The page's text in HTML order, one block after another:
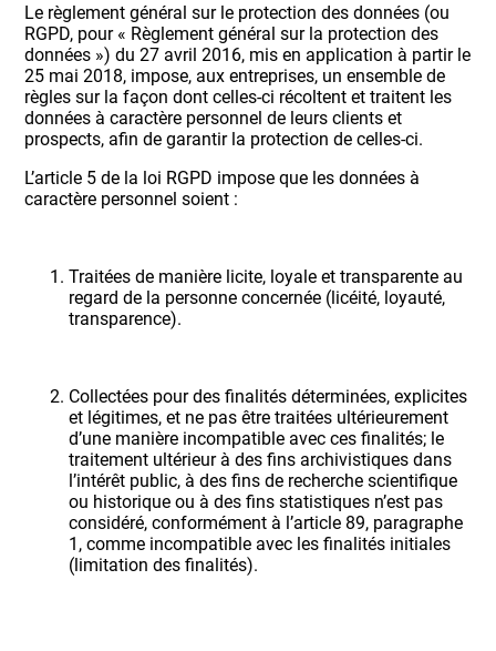
Le règlement général sur le protection des données (ou
RGPD, pour « Règlement général sur la protection des
données ») du 27 avril 2016, mis en application à partir le
25 mai 2018, impose, aux entreprises, un ensemble de
règles sur la façon dont celles-ci récoltent et traitent les
données à caractère personnel de leurs clients et
prospects, afin de garantir la protection de celles-ci.
L’article 5 de la loi RGPD impose que les données à
caractère personnel soient :
Traitées de manière licite, loyale et transparente au
regard de la personne concernée (licéité, loyauté,
transparence).
Collectées pour des finalités déterminées, explicites
et légitimes, et ne pas être traitées ultérieurement
d’une manière incompatible avec ces finalités; le
traitement ultérieur à des fins archivistiques dans
l’intérêt public, à des fins de recherche scientifique
ou historique ou à des fins statistiques n’est pas
considéré, conformément à l’article 89, paragraphe
1, comme incompatible avec les finalités initiales
(limitation des finalités).